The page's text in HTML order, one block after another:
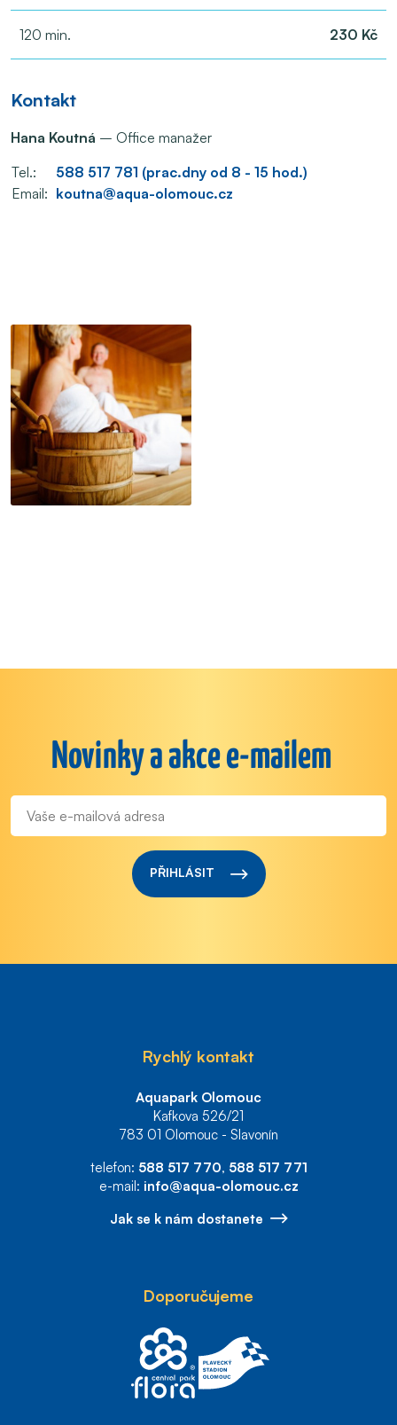
120 min. 230 Kč
Kontakt
Hana Koutná – Office manažer
Tel.:
588 517 781 (prac.dny od 8 - 15 hod.)
Email: koutna@aqua-olomouc.cz
Novinky a akce e-mailem
PŘIHLÁSIT
Rychlý kontakt
Aquapark Olomouc
Kafkova 526/21
783 01 Olomouc - Slavonín
telefon: 588 517 770, 588 517 771
e-mail: info@aqua-olomouc.cz
Jak se k nám dostanete
Doporučujeme